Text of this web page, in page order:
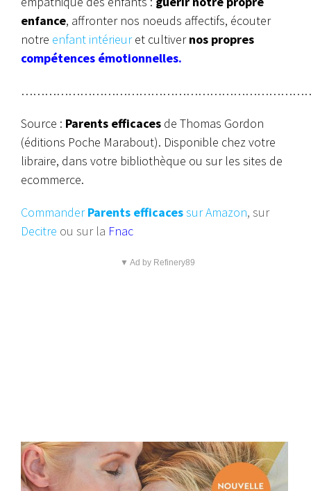
enfance, affronter nos noeuds affectifs, écouter
notre enfant intérieur et cultivernos propres
compétences émotionnelles.
Source : Parents efficaces de Thomas Gordon
(éditions Poche Marabout). Disponible chez votre
libraire, dans votre bibliothèque ou sur les sites de
ecommerce.
CommanderParents efficacessur Amazon, sur
Decitre ou sur la Fnac
▼ Ad by Refinery89